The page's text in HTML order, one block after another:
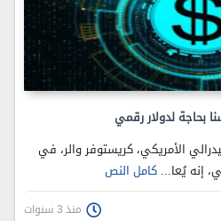
بحاجة لدولار رقمي
الأمريكي، كريستوفر والر، في
إنه يُعا...كامل النص
منذ 3 سنوات